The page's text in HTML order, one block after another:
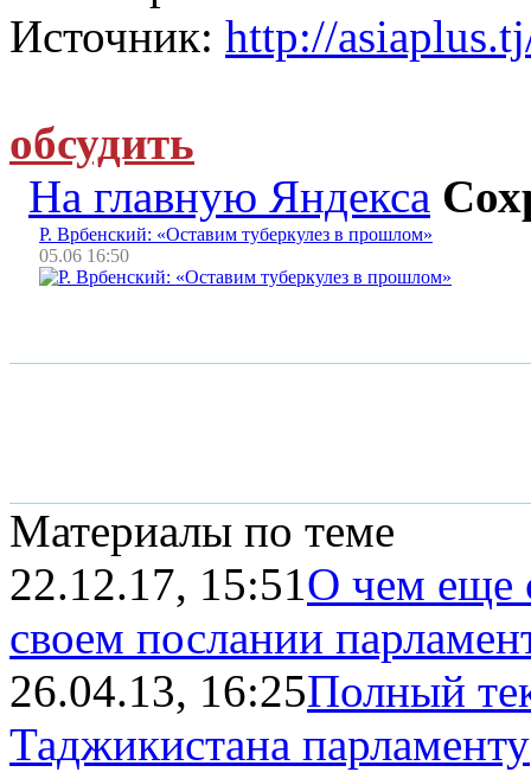
Источник: http://
обсудить
На главную Яндекса
Р. Врбенский: «Оставим туберкулез в прошлом»
05.06 16:50
Материалы по теме
22.12.17, 15:51О чем еще
своем послании
26.04.13, 16:25Полный
Таджикистана парламенту